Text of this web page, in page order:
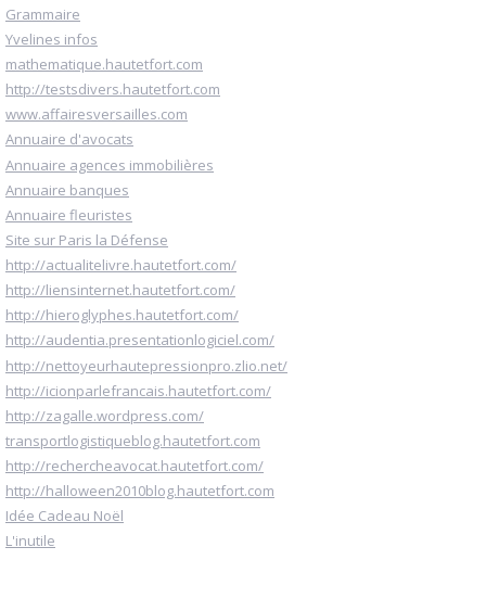
Grammaire
Yvelines infos
mathematique.hautetfort.com
http://testsdivers.hautetfort.com
www.affairesversailles.com
Annuaire d'avocats
Annuaire agences immobilières
Annuaire banques
Annuaire fleuristes
Site sur Paris la Défense
http://actualitelivre.hautetfort.com/
http://liensinternet.hautetfort.com/
http://hieroglyphes.hautetfort.com/
http://audentia.presentationlogiciel.com/
http://nettoyeurhautepressionpro.zlio.net/
http://icionparlefrancais.hautetfort.com/
http://zagalle.wordpress.com/
transportlogistiqueblog.hautetfort.com
http://rechercheavocat.hautetfort.com/
http://halloween2010blog.hautetfort.com
Idée Cadeau Noël
L'inutile